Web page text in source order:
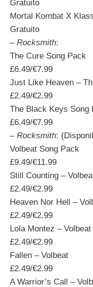
Gratuito
Mortal Kombat X
Gratuito
– Rocksmith:
The Cure Song Pack
£6.49/€7.99
Just Like Heaven –
£2.49/€2.99
The Black Keys Song
£6.49/€7.99
– Rocksmith:
Volbeat Song Pack
£9.49/€11.99
Still Counting –
£2.49/€2.99
Heaven Nor Hell –
£2.49/€2.99
Lola Montez – Volbeat
£2.49/€2.99
Fallen – Volbeat
£2.49/€2.99
A Warrior’s Call –